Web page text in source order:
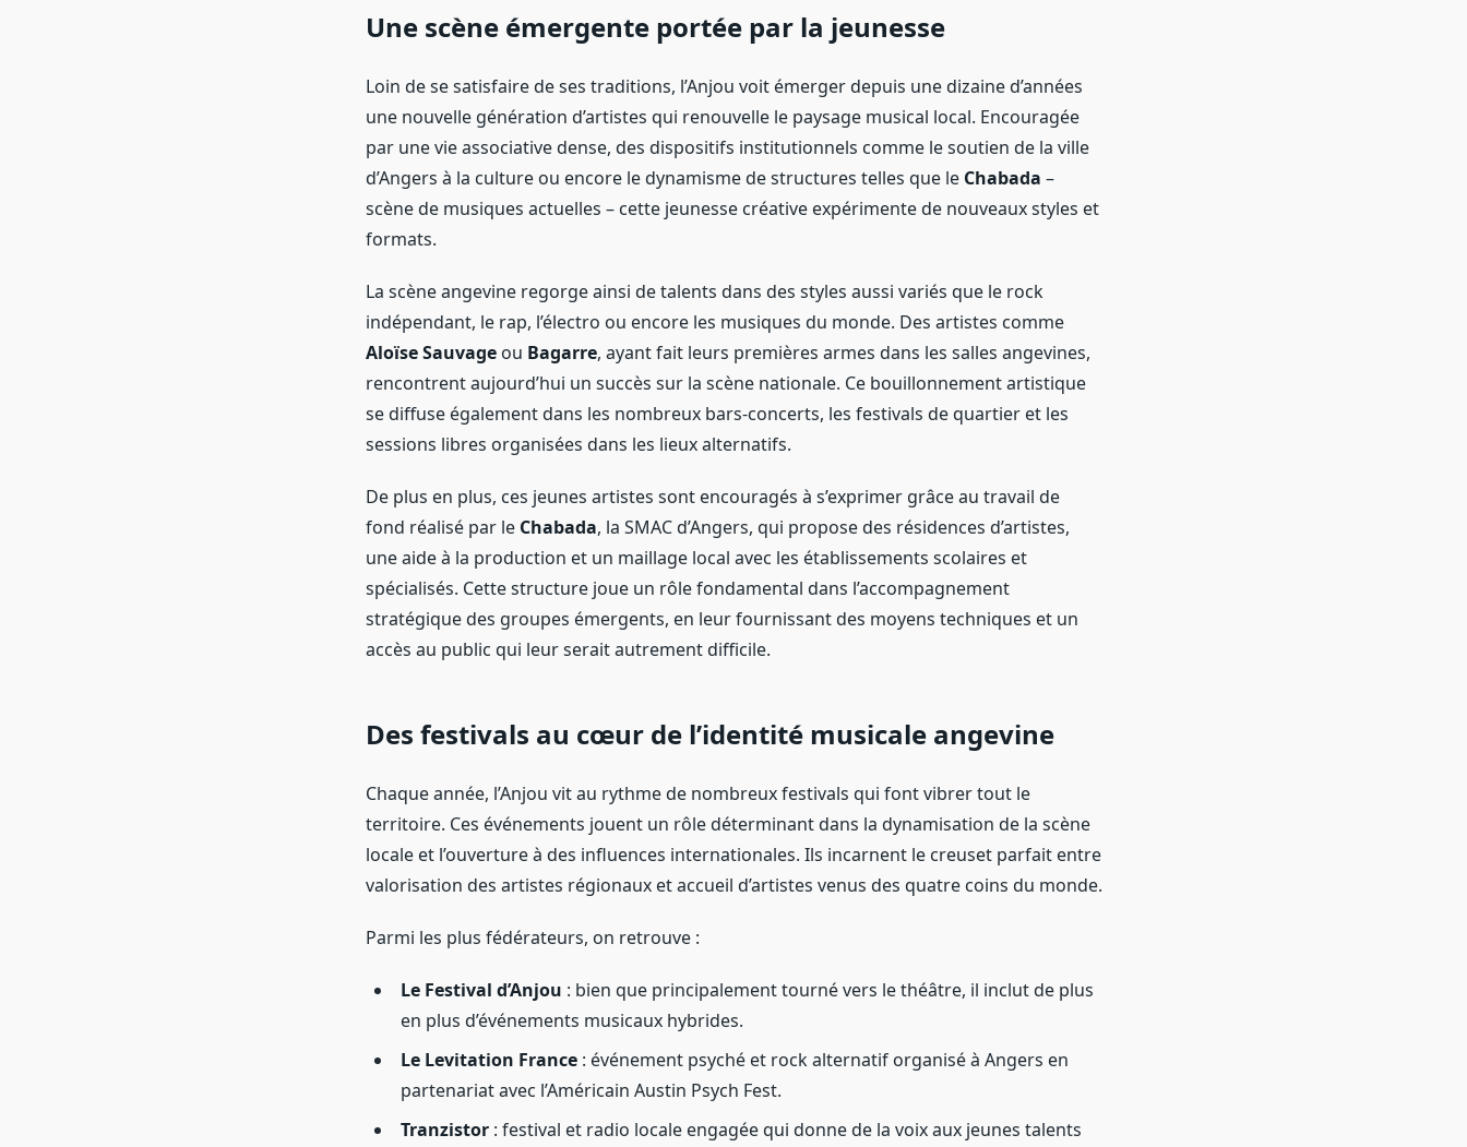
Une scène émergente portée par la jeunesse
Loin de se satisfaire de ses traditions, l’Anjou voit émerger depuis une dizaine d’années
une nouvelle génération d’artistes qui renouvelle le paysage musical local. Encouragée
par une vie associative dense, des dispositifs institutionnels comme le soutien de la ville
d’Angers à la culture ou encore le dynamisme de structures telles que le Chabada –
scène de musiques actuelles – cette jeunesse créative expérimente de nouveaux styles et
formats.
La scène angevine regorge ainsi de talents dans des styles aussi variés que le rock
indépendant, le rap, l’électro ou encore les musiques du monde. Des artistes comme
Aloïse Sauvageou Bagarre, ayant fait leurs premières armes dans les salles angevines,
rencontrent aujourd’hui un succès sur la scène nationale. Ce bouillonnement artistique
se diffuse également dans les nombreux bars-concerts, les festivals de quartier et les
sessions libres organisées dans les lieux alternatifs.
De plus en plus, ces jeunes artistes sont encouragés à s’exprimer grâce au travail de
fond réalisé par le Chabada, la SMAC d’Angers, qui propose des résidences d’artistes,
une aide à la production et un maillage local avec les établissements scolaires et
spécialisés. Cette structure joue un rôle fondamental dans l’accompagnement
stratégique des groupes émergents, en leur fournissant des moyens techniques et un
accès au public qui leur serait autrement difficile.
Des festivals au cœur de l’identité musicale angevine
Chaque année, l’Anjou vit au rythme de nombreux festivals qui font vibrer tout le
territoire. Ces événements jouent un rôle déterminant dans la dynamisation de la scène
locale et l’ouverture à des influences internationales. Ils incarnent le creuset parfait entre
valorisation des artistes régionaux et accueil d’artistes venus des quatre coins du monde.
Parmi les plus fédérateurs, on retrouve :
Le Festival d’Anjou : bien que principalement tourné vers le théâtre, il inclut de plus
en plus d’événements musicaux hybrides.
Le Levitation France: événement psyché et rock alternatif organisé à Angers en
partenariat avec l’Américain Austin Psych Fest.
Tranzistor: festival et radio locale engagée qui donne de la voix aux jeunes talents